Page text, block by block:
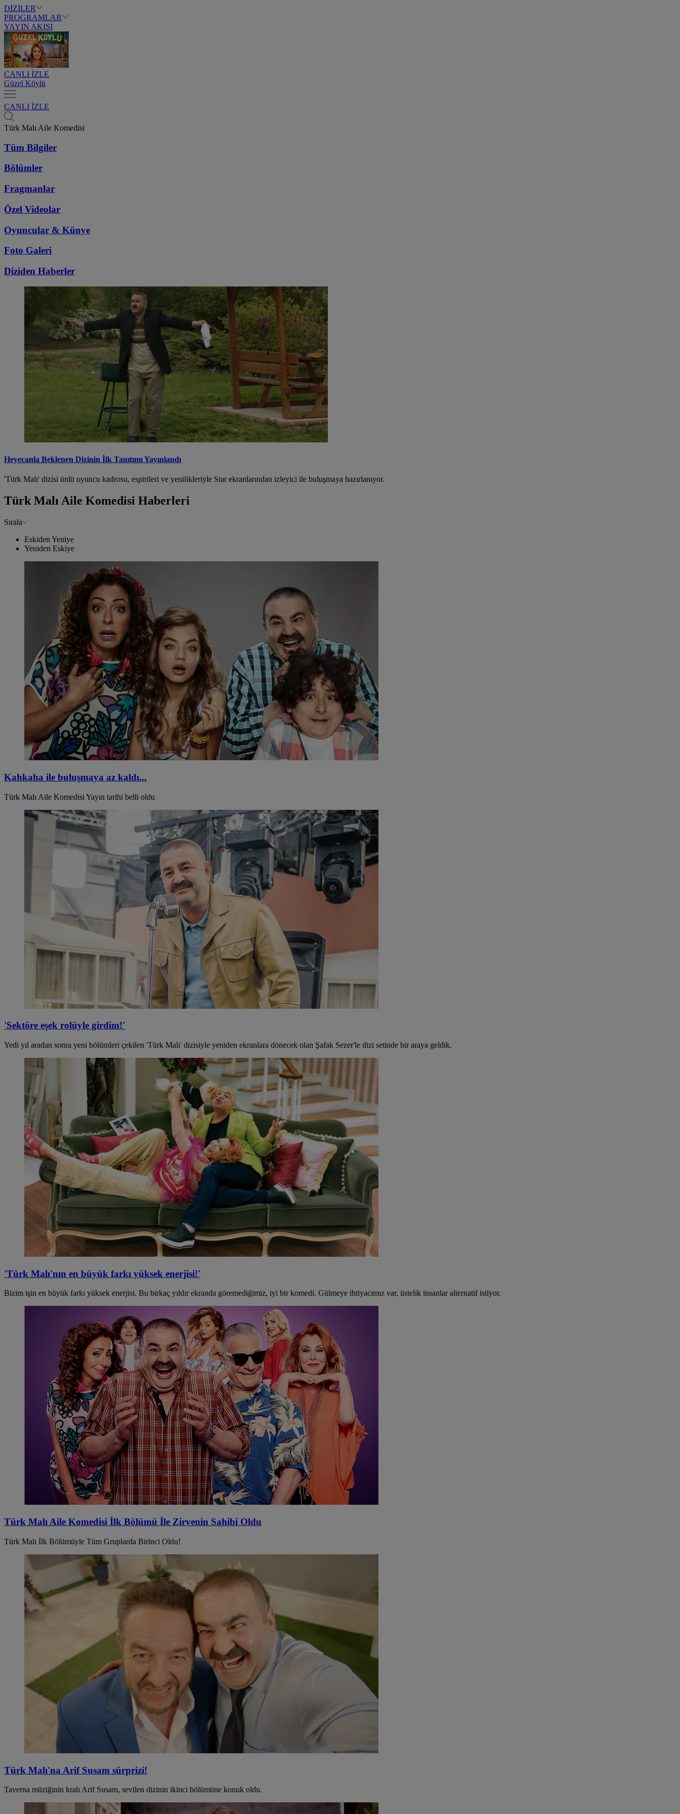
DİZİLER
PROGRAMLAR
YAYIN AKIŞI
CANLI İZLE
Güzel Köylü
CANLI İZLE
Türk Malı Aile Komedisi
Tüm Bilgiler
Bölümler
Fragmanlar
Özel Videolar
Oyuncular & Künye
Foto Galeri
Diziden Haberler
Heyecanla Beklenen Dizinin İlk Tanıtımı Yayınlandı
'Türk Malı' dizisi ünlü oyuncu kadrosu, espirileri ve yenilikleriyle Star ekranlarından izleyici ile buluşmaya hazırlanıyor.
Türk Malı Aile Komedisi Haberleri
Sırala
Eskiden Yeniye
Yeniden Eskiye
Kahkaha ile buluşmaya az kaldı...
Türk Malı Aile Komedisi Yayın tarihi belli oldu
'Sektöre eşek rolüyle girdim!'
Yedi yıl aradan sonra yeni bölümleri çekilen 'Türk Malı' dizisiyle yeniden ekranlara dönecek olan Şafak Sezer'le dizi setinde bir araya geldik.
'Türk Malı'nın en büyük farkı yüksek enerjisi!'
Bizim işin en büyük farkı yüksek enerjisi. Bu birkaç yıldır ekranda göremediğimiz, iyi bir komedi. Gülmeye ihtiyacımız var, üstelik insanlar alternatif istiyor.
Türk Malı Aile Komedisi İlk Bölümü İle Zirvenin Sahibi Oldu
Türk Malı İlk Bölümüyle Tüm Gruplarda Birinci Oldu!
Türk Malı'na Arif Susam sürprizi!
Taverna müziğinin kralı Arif Susam, sevilen dizinin ikinci bölümüne konuk oldu.